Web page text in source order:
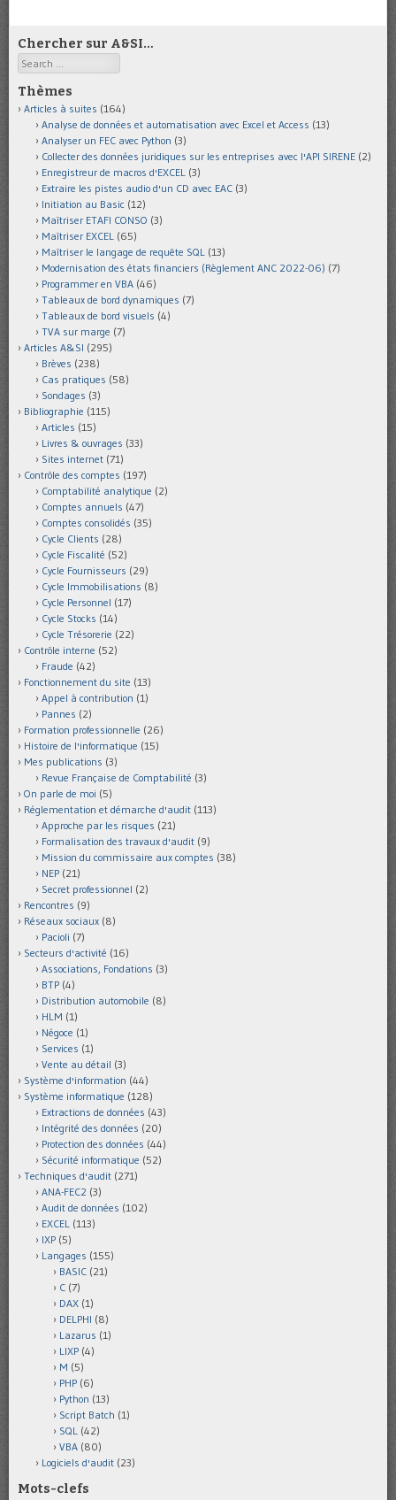
Chercher sur A&SI…
Search
Thèmes
Articles à suites (164)
Analyse de données et automatisation avec Excel et Access (13)
Analyser un FEC avec Python (3)
Collecter des données juridiques sur les entreprises avec l'API SIRENE (2)
Enregistreur de macros d'EXCEL (3)
Extraire les pistes audio d'un CD avec EAC (3)
Initiation au Basic (12)
Maîtriser ETAFI CONSO (3)
Maîtriser EXCEL (65)
Maîtriser le langage de requête SQL (13)
Modernisation des états financiers (Règlement ANC 2022-06) (7)
Programmer en VBA (46)
Tableaux de bord dynamiques (7)
Tableaux de bord visuels (4)
TVA sur marge (7)
Articles A&SI (295)
Brèves (238)
Cas pratiques (58)
Sondages (3)
Bibliographie (115)
Articles (15)
Livres & ouvrages (33)
Sites internet (71)
Contrôle des comptes (197)
Comptabilité analytique (2)
Comptes annuels (47)
Comptes consolidés (35)
Cycle Clients (28)
Cycle Fiscalité (52)
Cycle Fournisseurs (29)
Cycle Immobilisations (8)
Cycle Personnel (17)
Cycle Stocks (14)
Cycle Trésorerie (22)
Contrôle interne (52)
Fraude (42)
Fonctionnement du site (13)
Appel à contribution (1)
Pannes (2)
Formation professionnelle (26)
Histoire de l'informatique (15)
Mes publications (3)
Revue Française de Comptabilité (3)
On parle de moi (5)
Réglementation et démarche d'audit (113)
Approche par les risques (21)
Formalisation des travaux d'audit (9)
Mission du commissaire aux comptes (38)
NEP (21)
Secret professionnel (2)
Rencontres (9)
Réseaux sociaux (8)
Pacioli (7)
Secteurs d'activité (16)
Associations, Fondations (3)
BTP (4)
Distribution automobile (8)
HLM (1)
Négoce (1)
Services (1)
Vente au détail (3)
Système d'information (44)
Système informatique (128)
Extractions de données (43)
Intégrité des données (20)
Protection des données (44)
Sécurité informatique (52)
Techniques d'audit (271)
ANA-FEC2 (3)
Audit de données (102)
EXCEL (113)
IXP (5)
Langages (155)
BASIC (21)
C (7)
DAX (1)
DELPHI (8)
Lazarus (1)
LIXP (4)
M (5)
PHP (6)
Python (13)
Script Batch (1)
SQL (42)
VBA (80)
Logiciels d'audit (23)
Mots-clefs